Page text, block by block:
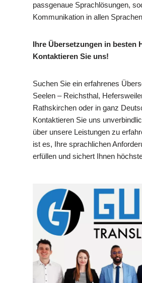
passgenaue Sprachlösungen,
Kommunikation in allen
Ihre Übersetzungen in besten
Kontaktieren Sie uns!
Suchen Sie ein erfahrenes
Seelen – Reichsthal,
Rathskirchen oder in ganz
Kontaktieren Sie uns
über unsere Leistungen zu
ist es, Ihre sprachlichen
erfüllen und sichert Ihnen